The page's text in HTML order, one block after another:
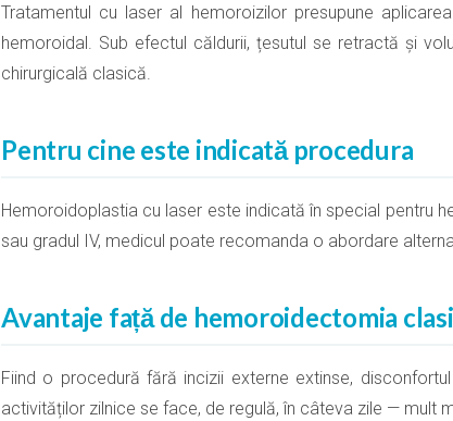
Tratamentul cu laser al hemoroizilor presupune
hemoroidal. Sub efectul căldurii, țesutul se retractă și
chirurgicală clasică.
Pentru cine este indicată procedura
Hemoroidoplastia cu laser este indicată în special pentru
sau gradul IV, medicul poate recomanda o abordare
Avantaje față de hemoroidectomia
Fiind o procedură fără incizii externe extinse,
activităților zilnice se face, de regulă, în câteva zile — mult